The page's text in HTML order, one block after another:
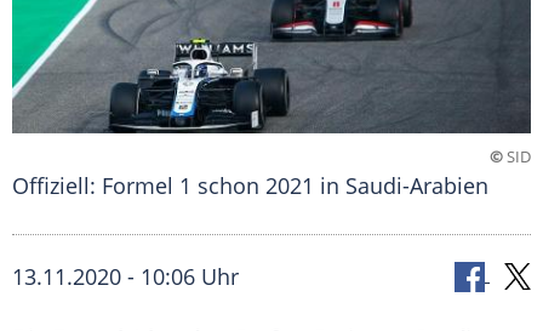
©SID
Offiziell: Formel 1 schon 2021 in Saudi-Arabien
13.11.2020 - 10:06 Uhr